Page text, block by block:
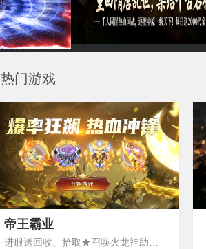
热门游戏
帝王霸业